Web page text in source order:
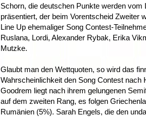
Schorn, die deutschen Punkte werden vom
präsentiert, der beim Vorentscheid Zweiter
Line Up ehemaliger Song Contest-
Ruslana, Lordi, Alexander Rybak, Erika
Mutzke.
Glaubt man den Wettquoten, so wird das
Wahrscheinlichkeit den Song Contest nach
Goodrem liegt nach ihrem gelungenen
auf dem zweiten Rang, es folgen
Rumänien (5%). Sarah Engels, die den